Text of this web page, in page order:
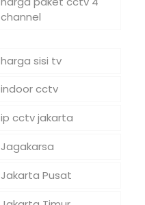
channel
harga sisi tv
indoor cctv
ip cctv jakarta
Jagakarsa
Jakarta Pusat